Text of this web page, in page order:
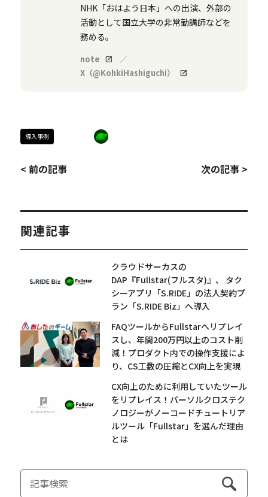
NHK「おはよう日本」への出演、外部の
活動として国立大学の非常勤講師などを
務める。
note
／
X（@KohkiHashiguchi）
導入事例
< 前の記事 次の記事 >
関連記事
クラウドサーカスの
DAP『Fullstar(フルスタ)』、 タク
シーアプリ「S.RIDE」の法人契約プ
ラン「S.RIDE Biz」へ導入
FAQツールからFullstarへリプレイ
スし、年間200万円以上のコスト削
減！プロダクト内での操作支援によ
り、CS工数の圧縮とCX向上を実現
CX向上のために利用していたツール
をリプレイス！パーソルクロステク
ノロジーがノーコードチュートリア
ルツール「Fullstar」を選んだ理由
とは